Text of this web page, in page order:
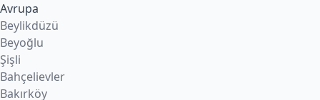
Avrupa
Beylikdüzü
Beyoğlu
Şişli
Bahçelievler
Bakırköy